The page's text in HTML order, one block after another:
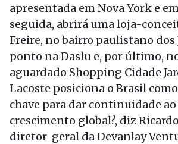
apresentada em Nova York e
seguida, abrirá uma loja-
Freire, no bairro paulistano dos
ponto na Daslu e, por último,
aguardado Shopping Cidade
Lacoste posiciona o Brasil
chave para dar continuidade ao
crescimento global?, diz
diretor-geral da Devanlay